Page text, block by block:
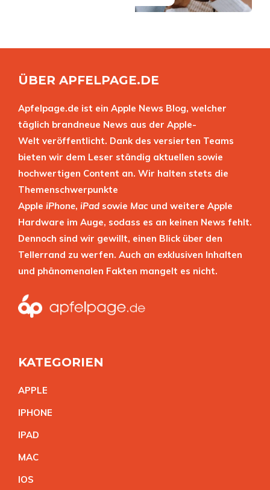
ÜBER APFELPAGE.DE
Apfelpage.de ist ein Apple News Blog, welcher
täglich brandneue News aus der Apple-
Welt veröffentlicht. Dank des versierten Teams
bieten wir dem Leser ständig aktuellen sowie
hochwertigen Content an. Wir halten stets die
Themenschwerpunkte
Apple iPhone, iPad sowie Mac und weitere Apple
Hardware im Auge, sodass es an keinen News fehlt.
Dennoch sind wir gewillt, einen Blick über den
Tellerrand zu werfen. Auch an exklusiven Inhalten
und phänomenalen Fakten mangelt es nicht.
KATEGORIEN
APPLE
IPHONE
IPAD
MAC
IOS